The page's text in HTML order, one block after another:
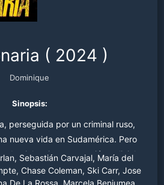
( 2024 )
Dominique
Sinopsis:
perseguida por un criminal ruso,
nueva vida en Sudamérica. Pero
de violencia y corrupción policial,
a enfrentarse a su pasado
Sebastián Carvajal, María del
Chase Coleman, Ski Carr, Jose
De La Rossa, Marcela Benjumea,